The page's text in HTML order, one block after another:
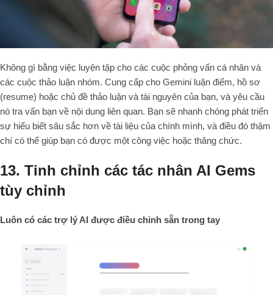
Không gì bằng việc luyện tập cho các cuộc phỏng vấn cá nhân và
các cuộc thảo luận nhóm. Cung cấp cho Gemini luận điểm, hồ sơ
(resume) hoặc chủ đề thảo luận và tài nguyên của bạn, và yêu cầu
nó tra vấn bạn về nội dung liên quan. Bạn sẽ nhanh chóng phát triển
sự hiểu biết sâu sắc hơn về tài liệu của chính mình, và điều đó thậm
chí có thể giúp bạn có được một công việc hoặc thăng chức.
13. Tinh chỉnh các tác nhân AI Gems
tùy chỉnh
Luôn có các trợ lý AI được điều chỉnh sẵn trong tay